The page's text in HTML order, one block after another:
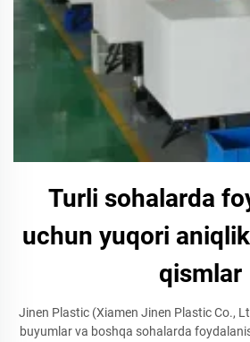
Turli sohalarda
uchun yuqori
qismlar
Jinen Plastic (Xiamen Jinen Plastic Co.,
buyumlar va boshqa sohalarda